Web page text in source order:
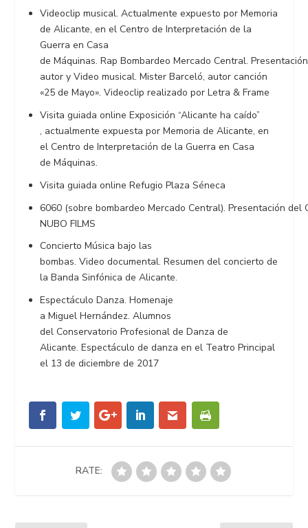
Videoclip musical. Actualmente expuesto por Memoria
de Alicante, en el Centro de Interpretación de la
Guerra en Casa
de Máquinas. Rap Bombardeo Mercado Central.
autor y Video musical. Mister Barceló, autor canción
«25 de Mayo». Videoclip realizado por Letra & Frame
Visita guiada online Exposición “Alicante ha caído”
, actualmente expuesta por Memoria de Alicante, en
el Centro de Interpretación de la Guerra en Casa
de Máquinas.
Visita guiada online Refugio Plaza Séneca
6060 (sobre bombardeo Mercado Central). Presentación del
NUBO FILMS
Concierto Música bajo las
bombas. Video documental. Resumen del concierto de
la Banda Sinfónica de Alicante.
Espectáculo Danza. Homenaje
a Miguel Hernández. Alumnos
del Conservatorio Profesional de Danza de
Alicante. Espectáculo de danza en el Teatro Principal
el 13 de diciembre de 2017
RATE: